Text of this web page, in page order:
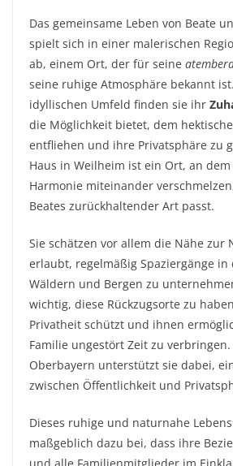
Das gemeinsame Leben von Beate
spielt sich in einer malerischen
ab, einem Ort, der für seine
seine ruhige Atmosphäre bekannt
idyllischen Umfeld finden sie ihr
die Möglichkeit bietet, dem
entfliehen und ihre Privatsphäre zu
Haus in Weilheim ist ein Ort, an
Harmonie miteinander
Beates zurückhaltender Art passt.
Sie schätzen vor allem die Nähe zur
erlaubt, regelmäßig Spaziergänge
Wäldern und Bergen zu
wichtig, diese Rückzugsorte zu
Privatheit schützt und ihnen
Familie ungestört Zeit zu
Oberbayern unterstützt sie dabei,
zwischen Öffentlichkeit und
Dieses ruhige und naturnahe
maßgeblich dazu bei, dass ihre